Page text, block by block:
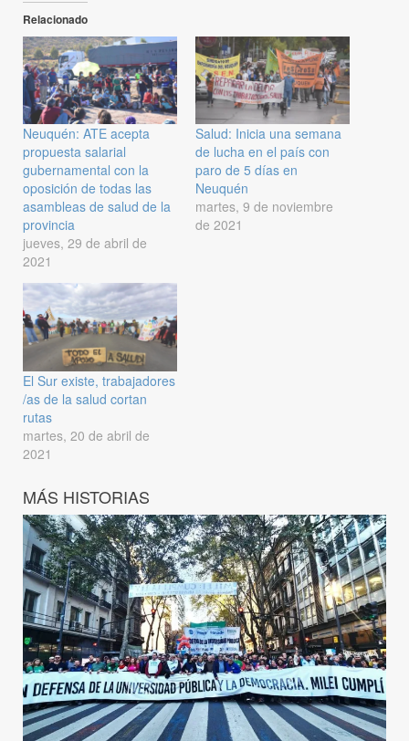
Relacionado
Neuquén: ATE acepta
propuesta salarial
gubernamental con la
oposición de todas las
asambleas de salud de la
provincia
jueves, 29 de abril de
2021
Salud: Inicia una semana
de lucha en el país con
paro de 5 días en
Neuquén
martes, 9 de noviembre
de 2021
El Sur existe, trabajadores
/as de la salud cortan
rutas
martes, 20 de abril de
2021
MÁS HISTORIAS